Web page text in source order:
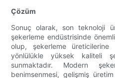
Çözüm
Sonuç olarak, son teknoloji
şekerleme endüstrisinde
olup, şekerleme
yönlülükle yüksek kaliteli
sunmaktadır. Modern
benimsenmesi, gelişmiş